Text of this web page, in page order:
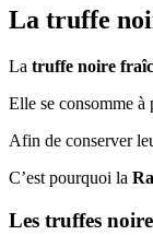
La truffe
La truffe noire
Elle se consomme à
Afin de conserver
C’est pourquoi la
Les truffes